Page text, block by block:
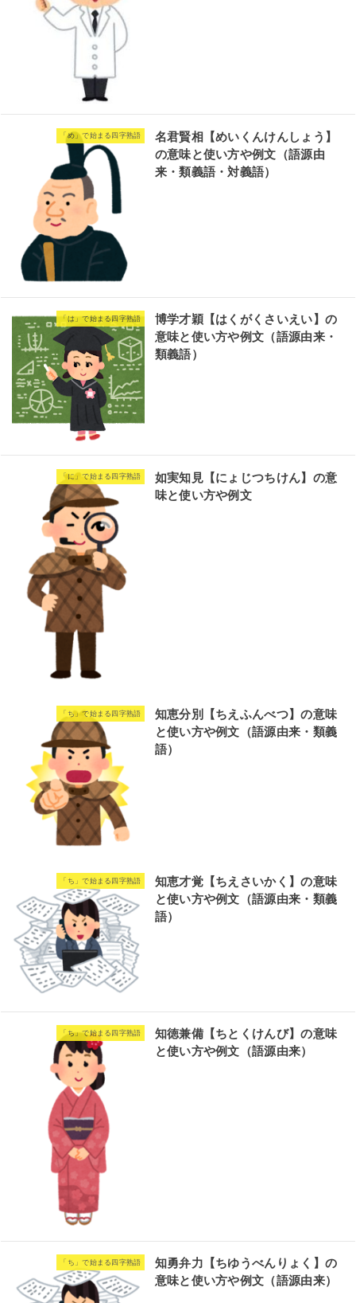
「め」で始まる四字熟語
名君賢相【めいくんけんしょう】
の意味と使い方や例文（語源由
来・類義語・対義語）
「は」で始まる四字熟語
博学才穎【はくがくさいえい】の
意味と使い方や例文（語源由来・
類義語）
「に」で始まる四字熟語
如実知見【にょじつちけん】の意
味と使い方や例文
「ち」で始まる四字熟語
知恵分別【ちえふんべつ】の意味
と使い方や例文（語源由来・類義
語）
「ち」で始まる四字熟語
知恵才覚【ちえさいかく】の意味
と使い方や例文（語源由来・類義
語）
「ち」で始まる四字熟語
知徳兼備【ちとくけんび】の意味
と使い方や例文（語源由来）
「ち」で始まる四字熟語
知勇弁力【ちゆうべんりょく】の
意味と使い方や例文（語源由来）